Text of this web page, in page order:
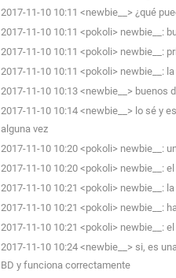
2017-11-10 10:11 <newbie__> ¿qué
2017-11-10 10:11 <pokoli> newbie__:
2017-11-10 10:11 <pokoli> newbie__:
2017-11-10 10:11 <pokoli> newbie__:
2017-11-10 10:13 <newbie__> buenos
2017-11-10 10:14 <newbie__> lo sé y
alguna vez
2017-11-10 10:20 <pokoli> newbie__:
2017-11-10 10:20 <pokoli> newbie__:
2017-11-10 10:21 <pokoli> newbie__:
2017-11-10 10:21 <pokoli> newbie__:
2017-11-10 10:21 <pokoli> newbie__:
2017-11-10 10:24 <newbie__> si, es
BD y funciona correctamente